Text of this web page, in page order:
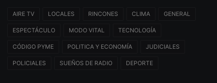
AIRE TV LOCALES RINCONES CLIMA GENERAL
ESPECTÁCULO MODO VITAL TECNOLOGÍA
CÓDIGO PYME POLITICA Y ECONOMÍA JUDICIALES
POLICIALES SUEÑOS DE RADIO DEPORTE